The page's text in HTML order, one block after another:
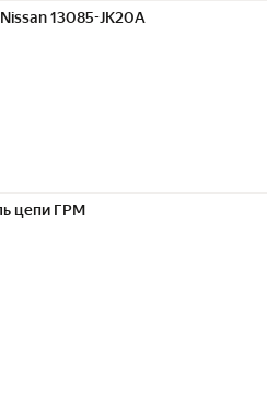
13085-JK20A
цепи ГРМ